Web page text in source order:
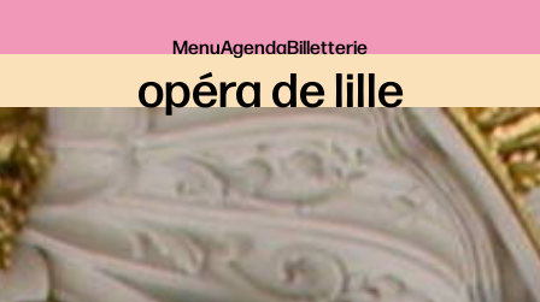
MenuAgendaBilletterie
opéra de lille